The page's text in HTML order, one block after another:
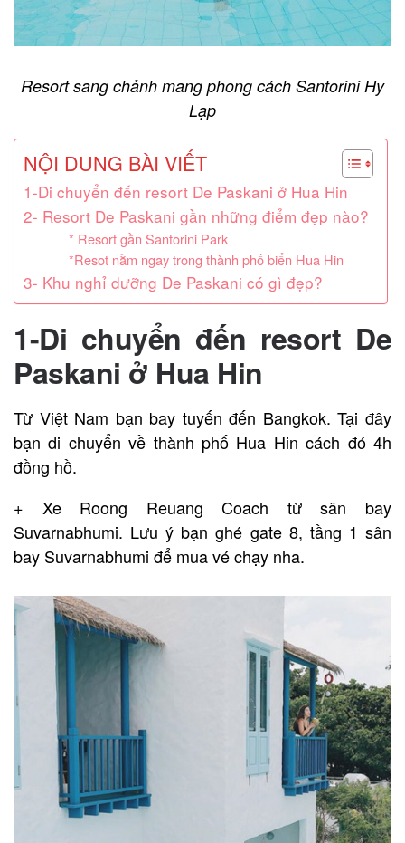
Resort sang chảnh mang phong cách Santorini Hy
Lạp
NỘI DUNG BÀI VIẾT
1-Di chuyển đến resort De Paskani ở Hua Hin
2- Resort De Paskani gần những điểm đẹp nào?
* Resort gần Santorini Park
*Resot nằm ngay trong thành phố biển Hua Hin
3- Khu nghỉ dưỡng De Paskani có gì đẹp?
1-Di chuyển đến resort De
Paskani ở Hua Hin
Từ Việt Nam bạn bay tuyến đến Bangkok. Tại đây
bạn di chuyển về thành phố Hua Hin cách đó 4h
đồng hồ.
+ Xe Roong Reuang Coach từ sân bay
Suvarnabhumi. Lưu ý bạn ghé gate 8, tầng 1 sân
bay Suvarnabhumi để mua vé chạy nha.